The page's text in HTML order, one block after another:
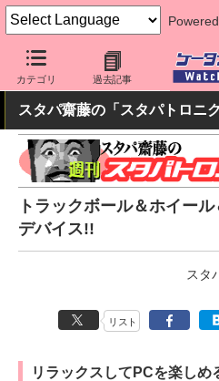
カテゴリ 過去記事
ケータイ Watch 周辺機器/アクセサ
スタパ齋藤の「スタパトロニ
トラックボール＆ホイー
デバイス!!
スタ
リスト
リラックスしてPCを楽しめ